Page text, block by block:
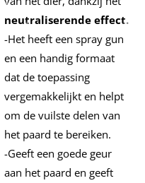
neutraliserende effect.
-Het heeft een spray gun
en een handig formaat
dat de toepassing
vergemakkelijkt en helpt
om de vuilste delen van
het paard te bereiken.
-Geeft een goede geur
aan het paard en geeft